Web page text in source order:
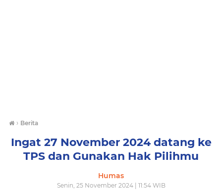
› Berita
Ingat 27 November 2024 datang ke
TPS dan Gunakan Hak Pilihmu
Humas
Senin, 25 November 2024 | 11:54 WIB